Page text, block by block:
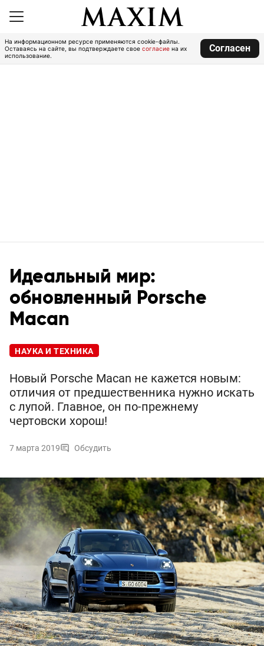
На информационном ресурсе применяются cookie-файлы.
Оставаясь на сайте, вы подтверждаете свое согласие на их
использование.
Согласен
Идеальный мир:
обновленный Porsche
Macan
НАУКА И ТЕХНИКА
Новый Porsche Macan не кажется новым:
отличия от предшественника нужно искать
с лупой. Главное, он по-прежнему
чертовски хорош!
7 марта 2019 Обсудить